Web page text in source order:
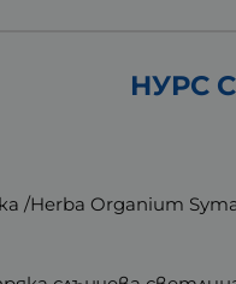
НУРС
/Herba Organium